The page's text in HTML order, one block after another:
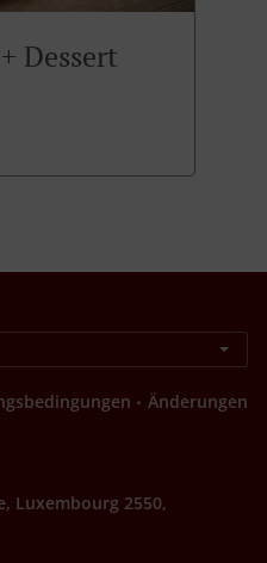
Dessert
. Änderungen
Luxembourg 2550,